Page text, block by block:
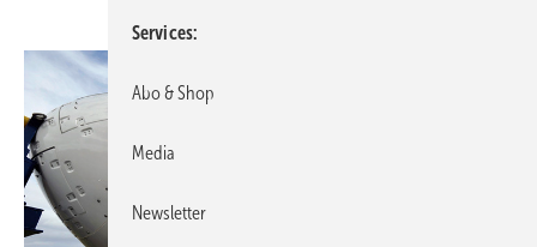
Services
Abo & Shop
Media
Newsletter